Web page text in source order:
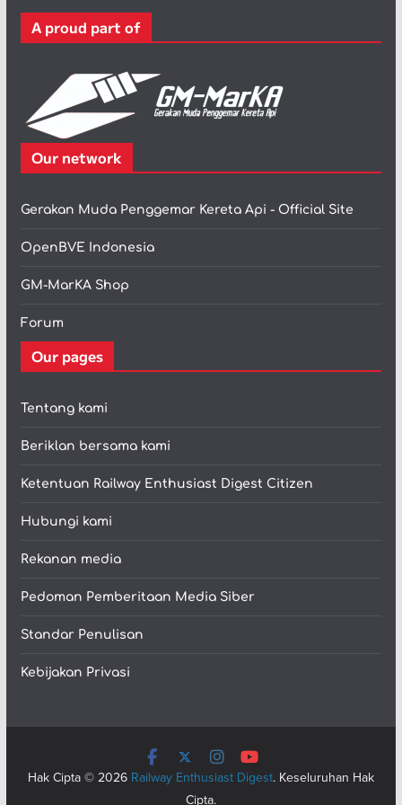
r
A proud part of
Our network
Gerakan Muda Penggemar Kereta Api - Official Site
OpenBVE Indonesia
GM-MarKA Shop
Forum
Our pages
Tentang kami
Beriklan bersama kami
Ketentuan Railway Enthusiast Digest Citizen
Hubungi kami
Rekanan media
Pedoman Pemberitaan Media Siber
Standar Penulisan
Kebijakan Privasi
Hak Cipta © 2026 Railway Enthusiast Digest. Keseluruhan Hak
Cipta.